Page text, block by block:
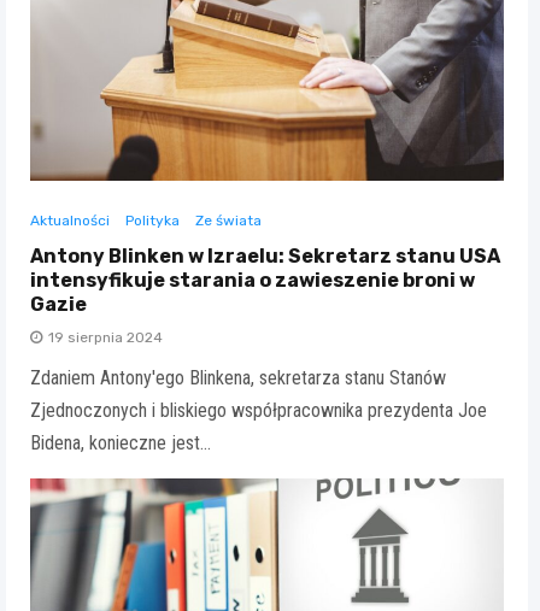
Aktualności Polityka Ze świata
Antony Blinken w Izraelu: Sekretarz stanu USA
intensyfikuje starania o zawieszenie broni w
Gazie
19 sierpnia 2024
Zdaniem Antony'ego Blinkena, sekretarza stanu Stanów
Zjednoczonych i bliskiego współpracownika prezydenta Joe
Bidena, konieczne jest…